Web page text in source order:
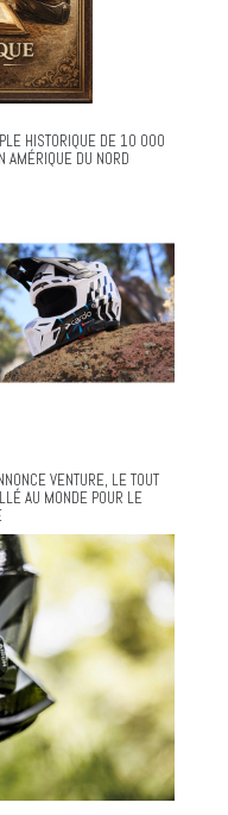
HISTORIQUE DE 10 000
AMÉRIQUE DU NORD
VENTURE, LE TOUT
AU MONDE POUR LE